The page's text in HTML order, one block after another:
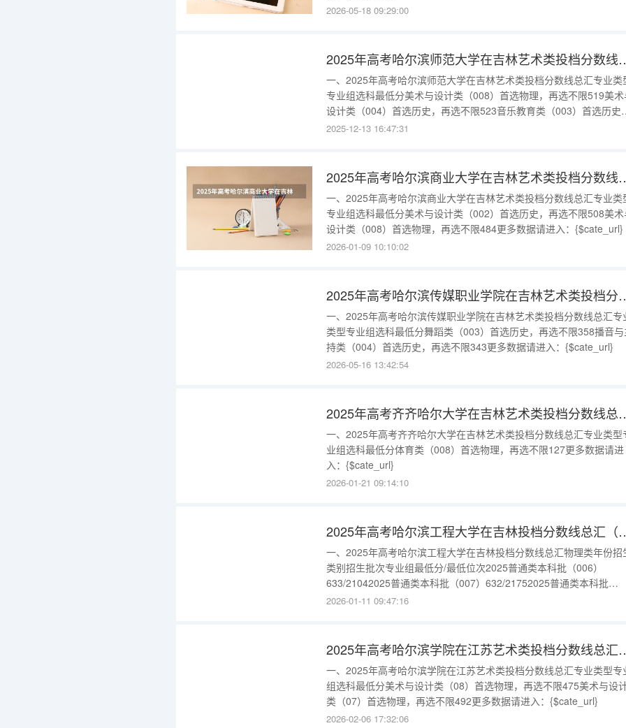
2026-05-18 09:29:00
2025年高考哈尔滨师范
一、2025年高考哈尔滨师范大学在吉林艺术类投档分数线总汇专业类
专业组选科最低分美术与设计类（008）首选物理，再选不限519美术
设计类（004）首选历史，再选不限523音乐教育类（003）首选历史
再选不限518更多数据请进入：{$cate_url}
2025-12-13 16:47:31
2025年高考哈尔滨商业
一、2025年高考哈尔滨商业大学在吉林艺术类投档分数线总汇专业类
专业组选科最低分美术与设计类（002）首选历史，再选不限508美术
设计类（008）首选物理，再选不限484更多数据请进入：{$cate_url}
2026-01-09 10:10:02
2025年高考哈尔滨传媒职
一、2025年高考哈尔滨传媒职业学院在吉林艺术类投档分数线总汇专
类型专业组选科最低分舞蹈类（003）首选历史，再选不限358播音与
持类（004）首选历史，再选不限343更多数据请进入：{$cate_url}
2026-05-16 13:42:54
2025年高考齐齐哈尔大
一、2025年高考齐齐哈尔大学在吉林艺术类投档分数线总汇专业类型
业组选科最低分体育类（008）首选物理，再选不限127更多数据请进
入：{$cate_url}
2026-01-21 09:14:10
2025年高考哈尔滨工
一、2025年高考哈尔滨工程大学在吉林投档分数线总汇物理类年份招
类别招生批次专业组最低分/最低位次2025普通类本科批（006）
633/21042025普通类本科批（007）632/21752025普通类本科批
（009）631/22552025普通类本科批（011）630/23442025普通类本
2026-01-11 09:47:16
2025年高考哈尔滨学院
一、2025年高考哈尔滨学院在江苏艺术类投档分数线总汇专业类型专
组选科最低分美术与设计类（08）首选物理，再选不限475美术与设
类（07）首选物理，再选不限492更多数据请进入：{$cate_url}
2026-02-06 17:32:06